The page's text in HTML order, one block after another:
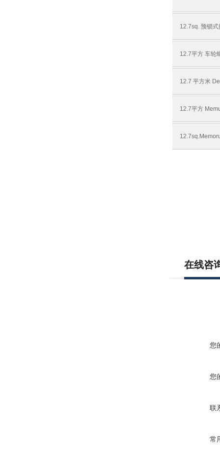
12.7sq. 预锁
12.7平方 车轮
12.7 平方米
12.7平方
在线咨
您
您
联
常